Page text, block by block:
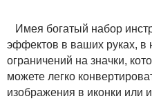
Имея богатый набор
эффектов в ваших руках, в
ограничений на значки,
можете легко
изображения в иконки или